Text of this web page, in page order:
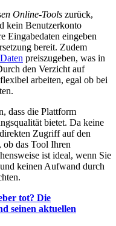
Online-Tools zurück,
kein Benutzerkonto
Eingabedaten eingeben
bereit. Zudem
preiszugeben, was in
den Verzicht auf
arbeiten, egal ob bei
dass die Plattform
bietet. Da keine
Zugriff auf den
ob das Tool Ihren
ist ideal, wenn Sie
keinen Aufwand durch
tot? Die
seinen aktuellen